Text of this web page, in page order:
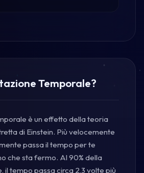
Temporale?
è un effetto della teoria
di Einstein. Più velocemente
passa il tempo per te
che sta fermo. Al 90% della
il tempo passa circa 2,3 volte più